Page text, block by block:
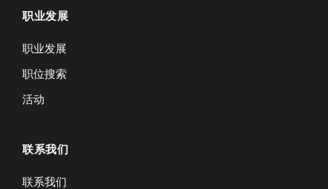
职业发展
职业发展
职位搜索
活动
联系我们
联系我们